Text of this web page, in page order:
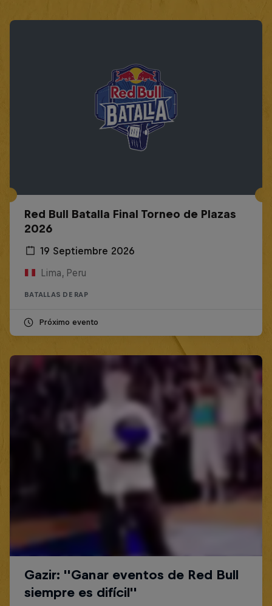
Red Bull Batalla Final Torneo de Plazas
2026
19 Septiembre 2026
Lima, Peru
BATALLAS DE RAP
Próximo evento